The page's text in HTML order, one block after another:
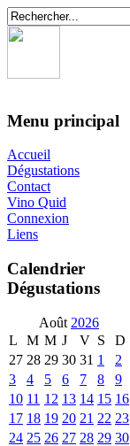
Menu principal
Accueil
Dégustations
Contact
Vino Quid
Connexion
Liens
Calendrier
Dégustations
Août 2026
L
M M J V S
D
27 28 29 30 31 1
2
3
4 5 6 7 8
9
10 11 12 13 14 15 16
17 18 19 20 21 22 23
24 25 26 27 28 29 30